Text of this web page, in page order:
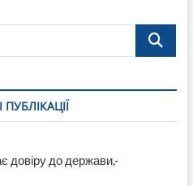
Поиск…
довіру до держави,-